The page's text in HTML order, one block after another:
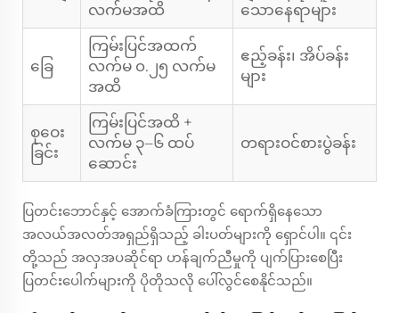
လက်မအထိ
သောနေရာများ
ခြေ
ကြမ်းပြင်အထက်
လက်မ ၀.၂၅ လက်မ
အထိ
ဧည့်ခန်း၊ အိပ်ခန်း
များ
စုဝေး
ခြင်း
ကြမ်းပြင်အထိ +
လက်မ ၃–၆ ထပ်
ဆောင်း
တရားဝင်စားပွဲခန်း
ပြတင်းဘောင်နှင့် အောက်ခံကြားတွင် ရောက်ရှိနေသော
အလယ်အလတ်အရှည်ရှိသည့် ခါးပတ်များကို ရှောင်ပါ။ ၎င်း
တို့သည် အလှအပဆိုင်ရာ ဟန်ချက်ညီမှုကို ပျက်ပြားစေပြီး
ပြတင်းပေါက်များကို ပိုတိုသလို ပေါ်လွင်စေနိုင်သည်။